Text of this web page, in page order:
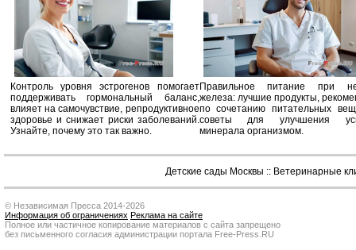
Контроль уровня эстрогенов помогает
поддерживать гормональный баланс,
влияет на самочувствие, репродуктивное
здоровье и снижает риски заболеваний.
Узнайте, почему это так важно.
Правильное питание при
железа: лучшие продукты,
по сочетанию питательных
советы для улучшения
минерала организмом.
Детские сады Москвы :: Ветеринарные
© Независимая Пресса 2014-2026
Информация об ограничениях Реклама на сайте
Полное или частичное копирование материалов с сайта запрещено
без письменного согласия администрации портала Free-Press.RU